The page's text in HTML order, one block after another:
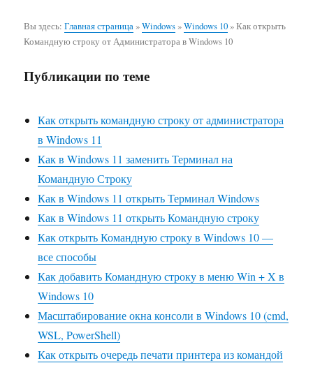
Вы здесь:Главная страница »Windows»Windows 10»Как открыть
Командную строку от Администратора в Windows 10
Публикации по теме
Как открыть командную строку от администратора
в Windows 11
Как в Windows 11 заменить Терминал на
Командную Строку
Как в Windows 11 открыть Терминал Windows
Как в Windows 11 открыть Командную строку
Как открыть Командную строку в Windows 10 —
все способы
Как добавить Командную строку в меню Win + X в
Windows 10
Масштабирование окна консоли в Windows 10 (cmd,
WSL, PowerShell)
Как открыть очередь печати принтера из командой